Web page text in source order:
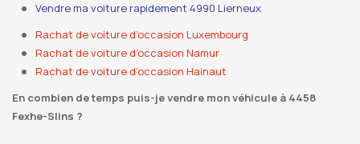
Vendre ma voiture rapidement 4990 Lierneux
Rachat de voiture d’occasion Luxembourg
Rachat de voiture d’occasion Namur
Rachat de voiture d’occasion Hainaut
En combien de temps puis-je vendre mon véhicule à 4458
Fexhe-Slins ?